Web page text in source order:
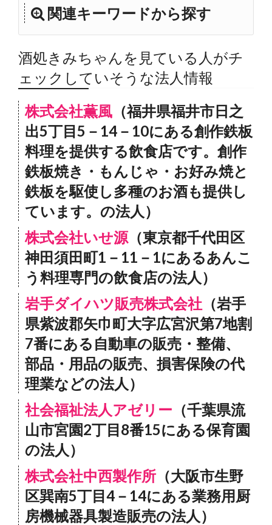
関連キーワードから探す
酒処きみちゃんを見ている人がチ
ェックしていそうな法人情報
株式会社薫風 （福井県福井市日之
出5丁目5－14－10にある創作鉄板
料理を提供する飲食店です。創作
鉄板焼き・もんじゃ・お好み焼と
鉄板を駆使し多種のお酒も提供し
ています。の法人）
株式会社いせ源 （東京都千代田区
神田須田町1－11－1にあるあんこ
う料理専門の飲食店の法人）
岩手ダイハツ販売株式会社 （岩手
県紫波郡矢巾町大字広宮沢第7地割
7番にある自動車の販売・整備、
部品・用品の販売、損害保険の代
理業などの法人）
社会福祉法人アゼリー （千葉県流
山市宮園2丁目8番15にある保育園
の法人）
株式会社中西製作所 （大阪市生野
区巽南5丁目4－14にある業務用厨
房機械器具製造販売の法人）